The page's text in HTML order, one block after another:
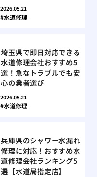
2026.05.21
水道修理
埼玉県で即日対応できる
水道修理会社おすすめ5
選！急なトラブルでも安
心の業者選び
2026.05.21
水道修理
兵庫県のシャワー水漏れ
修理に対応！おすすめ水
道修理会社ランキング5
選【水道局指定店】